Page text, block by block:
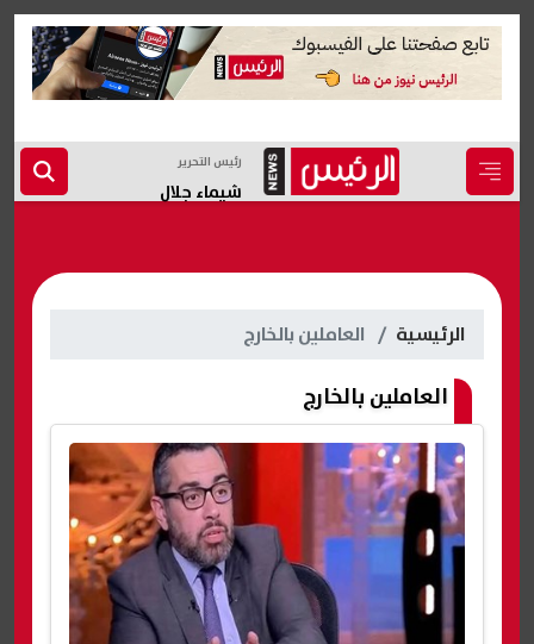
رئيس التحرير
شيماء جلال
الرئيسية العاملين بالخارج
العاملين بالخارج